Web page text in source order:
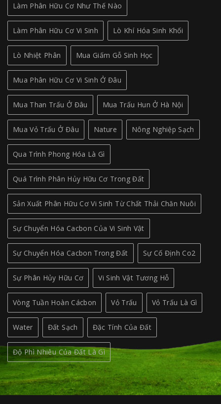
Làm Phân Hữu Cơ Như Thế Nào
Làm Phân Hữu Cơ Vi Sinh Lò Khí Hóa Sinh Khối
Lò Nhiệt Phân Mua Giấm Gỗ Sinh Học
Mua Phân Hữu Cơ Vi Sinh Ở Đâu
Mua Than Trấu Ở Đâu Mua Trấu Hun Ở Hà Nội
Mua Vỏ Trấu Ở Đâu Nature Nông Nghiệp Sạch
Qua Trình Phong Hóa Là Gì
Quá Trình Phân Hủy Hữu Cơ Trong Đất
Sản Xuất Phân Hữu Cơ Vi Sinh Từ Chất Thải Chăn Nuôi
Sự Chuyển Hóa Cacbon Của Vi Sinh Vật
Sự Chuyển Hóa Cacbon Trong Đất Sự Cố Định Co2
Sự Phân Hủy Hữu Cơ Vi Sinh Vật Tương Hỗ
Vòng Tuần Hoàn Cácbon Vỏ Trấu Vỏ Trấu Là Gì
Water Đất Sạch Đặc Tính Của Đất
Độ Phì Nhiêu Của Đất Là Gì